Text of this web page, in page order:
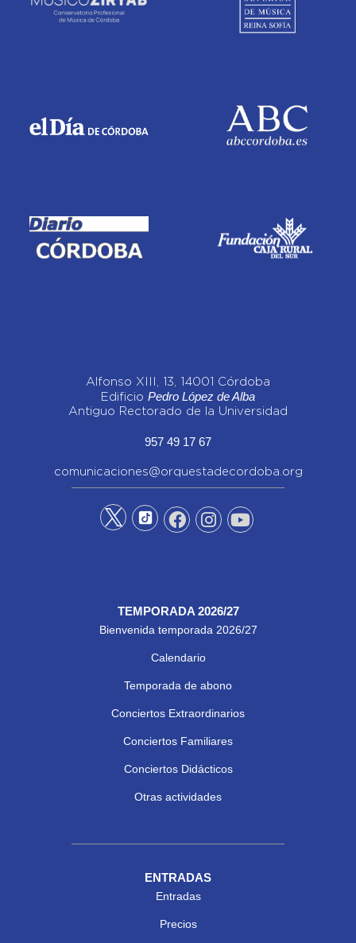
Alfonso XIII, 13, 14001 Córdoba
Edificio Pedro López de Alba
Antiguo Rectorado de la Universidad
957 49 17 67
comunicaciones@orquestadecordoba.org
TEMPORADA 2026/27
Bienvenida temporada 2026/27
Calendario
Temporada de abono
Conciertos Extraordinarios
Conciertos Familiares
Conciertos Didácticos
Otras actividades
ENTRADAS
Entradas
Precios